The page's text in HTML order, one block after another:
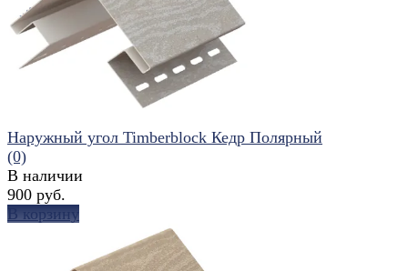
избранное сравнить
Наружный угол Timberblock Кедр Полярный
(0)
В наличии
900 руб.
В корзину